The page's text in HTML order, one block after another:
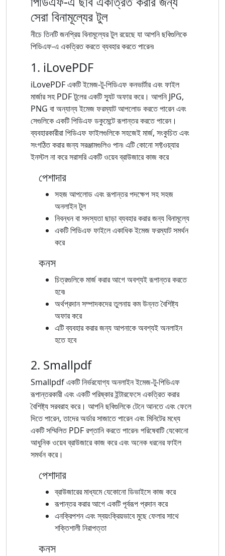
সেরা বিনামূল্যের টুল
নীচে তিনটি জনপ্রিয় বিনামূল্যের টুল রয়েছে যা আপনি ছবিগুলিকে
পিডিএফ-এ একত্রিত করতে ব্যবহার করতে পারেন৷
1. iLovePDF
iLovePDF একটি ইমেজ-টু-পিডিএফ কনভার্টার এবং ফাইল
মার্জার সহ PDF টুলের একটি স্যুট অফার করে। আপনি JPG,
PNG বা অন্যান্য ইমেজ ফরম্যাট আপলোড করতে পারেন এবং
সেগুলিকে একটি পিডিএফ ডকুমেন্টে রূপান্তর করতে পারেন।
ব্যবহারকারীরা পিডিএফ ফাইলগুলিকে সহজেই মার্জ, সংকুচিত এবং
সংগঠিত করার জন্য সরঞ্জামগুলিও পান৷ এটি কোনো সফ্টওয়্যার
ইনস্টল না করে সরাসরি একটি ওয়েব ব্রাউজারে কাজ করে
পেশাদার
সহজ আপলোড এবং রূপান্তর পদক্ষেপ সহ সহজ
অনলাইন টুল
নিবন্ধন বা সদস্যতা ছাড়া ব্যবহার করার জন্য বিনামূল্যে
একটি পিডিএফ ফাইলে একাধিক ইমেজ ফরম্যাট সমর্থন
করে
কনস
চিত্রগুলিকে মার্জ করার আগে অবশ্যই রূপান্তর করতে
হবে৷
অর্থপ্রদান সম্পাদকদের তুলনায় কম উন্নত বৈশিষ্ট্য
অফার করে
এটি ব্যবহার করার জন্য আপনাকে অবশ্যই অনলাইন
হতে হবে
2. Smallpdf
Smallpdf একটি নির্ভরযোগ্য অনলাইন ইমেজ-টু-পিডিএফ
রূপান্তরকারী এবং একটি পরিষ্কার ইন্টারফেসে একত্রিত করার
বৈশিষ্ট্য সরবরাহ করে। আপনি ছবিগুলিকে টেনে আনতে এবং ফেলে
দিতে পারেন, তাদের অর্ডার সাজাতে পারেন এবং মিনিটের মধ্যে
একটি সম্মিলিত PDF রপ্তানি করতে পারেন৷ পরিষেবাটি যেকোনো
আধুনিক ওয়েব ব্রাউজারে কাজ করে এবং অনেক ধরনের ফাইল
সমর্থন করে।
পেশাদার
ব্রাউজারের মাধ্যমে যেকোনো ডিভাইসে কাজ করে
রূপান্তর করার আগে একটি পূর্বরূপ প্রদান করে
এনক্রিপশন এবং স্বয়ংক্রিয়ভাবে মুছে ফেলার সাথে
শক্তিশালী নিরাপত্তা
কনস